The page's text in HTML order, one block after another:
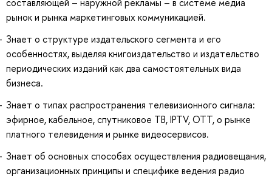
рынок и рынка маркетинговых коммуникацией.
Знает о структуре издательского сегмента и его
особенностях, выделяя книгоиздательство и издательство
периодических изданий как два самостоятельных вида
бизнеса.
Знает о типах распространения телевизионного сигнала:
эфирное, кабельное, спутниковое ТВ, IPTV, OTT, о рынке
платного телевидения и рынке видеосервисов.
Знает об основных способах осуществления радиовещания,
организационных принципы и специфике ведения радио